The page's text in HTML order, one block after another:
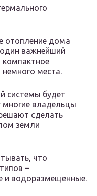
отопление дома
важнейший
компактное
места.
системы будет
многие владельцы
сделать
земли
что
–
и водоразмещенные.